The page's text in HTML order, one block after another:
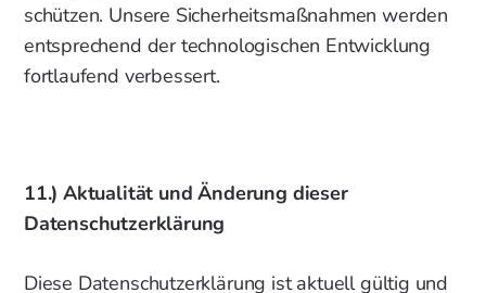
schützen. Unsere Sicherheitsmaßnahmen werden
entsprechend der technologischen Entwicklung
fortlaufend verbessert.
11.) Aktualität und Änderung dieser
Datenschutzerklärung
Diese Datenschutzerklärung ist aktuell gültig und